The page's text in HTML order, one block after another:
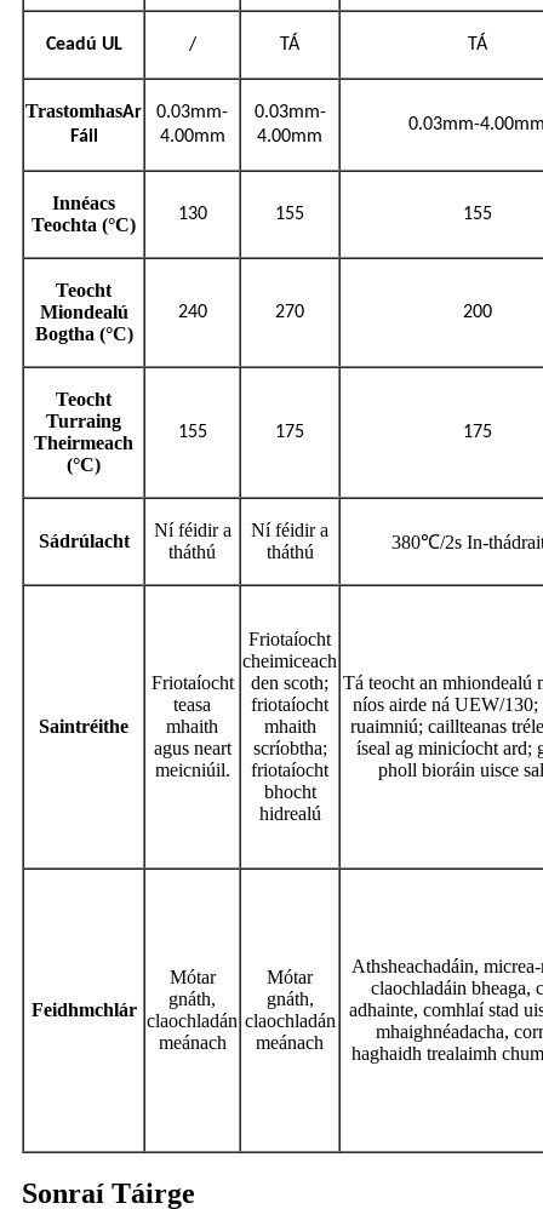
Ceadú UL / TÁ TÁ
TrastomhasAr
Fáil
0.03mm-
4.00mm
0.03mm-
4.00mm
0.03mm-
Innéacs
Teochta (°C)
130 155 155
Teocht
Miondealú
Bogtha (°C)
240 270 200
Teocht
Turraing
Theirmeach
(°C)
155 175 175
Sádrúlacht
Ní féidir a
tháthú
Ní féidir a
tháthú
380℃/2s In-
Saintréithe
Friotaíocht
teasa
mhaith
agus neart
meicniúil.
Friotaíocht
cheimiceach
den scoth;
friotaíocht
mhaith
scríobtha;
friotaíocht
bhocht
hidrealú
Tá teocht an mhiondealú
níos airde ná UEW/130;
ruaimniú; caillteanas
íseal ag minicíocht ard;
pholl bioráin uisce
Feidhmchlár
Mótar
gnáth,
claochladán
meánach
Mótar
gnáth,
claochladán
meánach
Athsheachadáin,
claochladáin bheaga,
adhainte, comhlaí stad
mhaighnéadacha,
haghaidh trealaimh
Sonraí Táirge